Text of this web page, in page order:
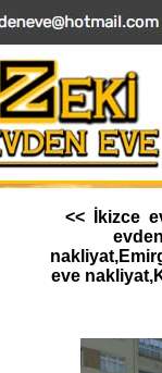
<< İkizce
eve